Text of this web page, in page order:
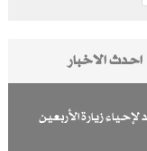
احدث الاخبار